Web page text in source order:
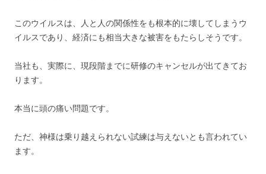
このウイルスは、人と人の関係性をも根本的に壊してしまうウ
イルスであり、経済にも相当大きな被害をもたらしそうです。
当社も、実際に、現段階までに研修のキャンセルが出てきてお
ります。
本当に頭の痛い問題です。
ただ、神様は乗り越えられない試練は与えないとも言われてい
ます。